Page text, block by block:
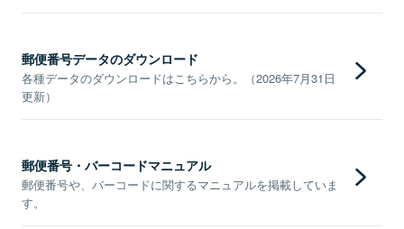
郵便番号データのダウンロード
各種データのダウンロードはこちらから。（2026年7月31日
更新）
郵便番号・バーコードマニュアル
郵便番号や、バーコードに関するマニュアルを掲載していま
す。